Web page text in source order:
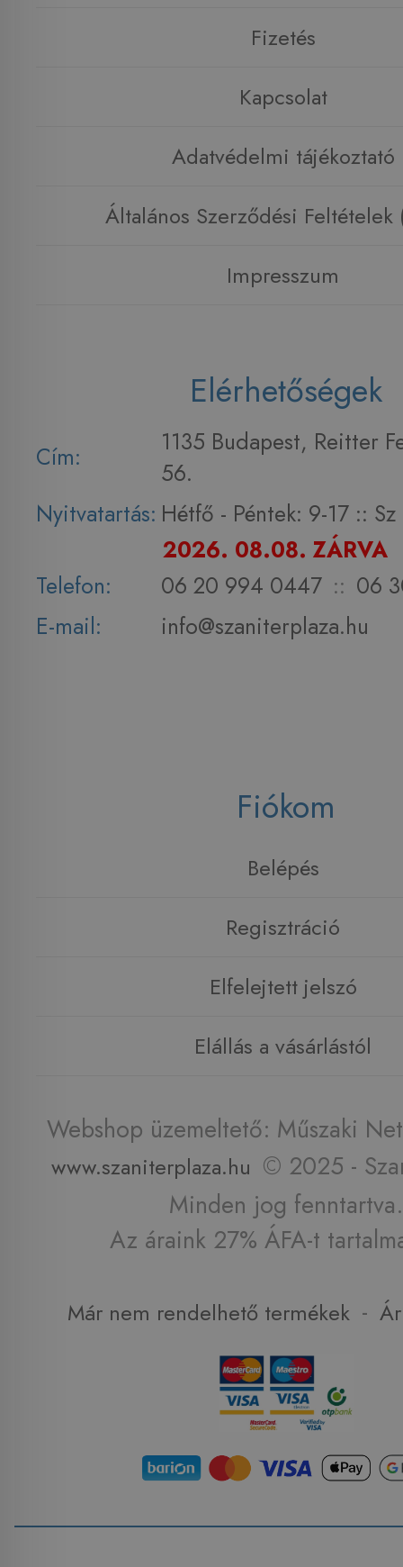
Fizetés
Kapcsolat
Adatvédelmi tájékoztató
Általános Szerződési Feltételek
Impresszum
Elérhetőségek
Cím:
1135 Budapest, Reitter
56.
Nyitvatartás: Hétfő - Péntek: 9-17 :: Sz
2026. 08.08. ZÁRVA
Telefon:
06 20 994 0447 :: 06
E-mail:
info@szaniterplaza.hu
Fiókom
Belépés
Regisztráció
Elfelejtett jelszó
Elállás a vásárlástól
Webshop üzemeltető: Műszaki
www.szaniterplaza.hu © 2025 -
Minden jog fenntartva.
Az áraink 27% ÁFA-t
Már nem rendelhető termékek -